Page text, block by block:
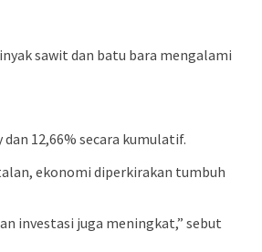
sawit dan batu bara mengalami
12,66% secara kumulatif.
ekonomi diperkirakan tumbuh
investasi juga meningkat,” sebut